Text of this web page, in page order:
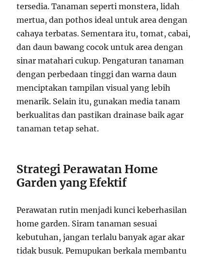
tersedia. Tanaman seperti monstera, lidah
mertua, dan pothos ideal untuk area dengan
cahaya terbatas. Sementara itu, tomat, cabai,
dan daun bawang cocok untuk area dengan
sinar matahari cukup. Pengaturan tanaman
dengan perbedaan tinggi dan warna daun
menciptakan tampilan visual yang lebih
menarik. Selain itu, gunakan media tanam
berkualitas dan pastikan drainase baik agar
tanaman tetap sehat.
Strategi Perawatan Home
Garden yang Efektif
Perawatan rutin menjadi kunci keberhasilan
home garden. Siram tanaman sesuai
kebutuhan, jangan terlalu banyak agar akar
tidak busuk. Pemupukan berkala membantu